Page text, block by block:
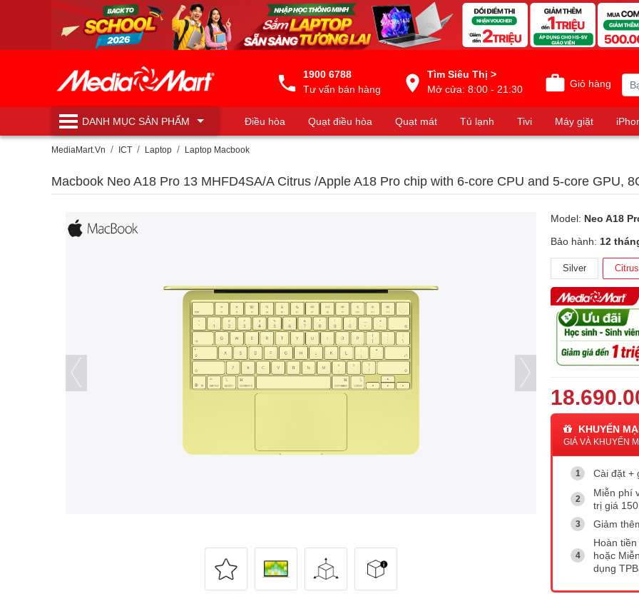
1900 6788
Tư vấn bán hàng
Tìm Siêu Thị >
Mở cửa: 8:00 - 21:30
Giỏ hàng
DANH MỤCSẢN PHẨM Điều hòa Quạt điều hòa Quạt mát Tủ lạnh Tivi Máy giặt
Máy lọc nước
MediaMart.Vn ICT Laptop Laptop Macbook
Macbook Neo A18 Pro 13 MHFD4SA/A Citrus /Apple A18 Pro chip with 6‑core CPU and 5‑core GPU,
Model: Neo A18
Bảo hành: 12
Silver Citrus
KHUYẾN
GIÁ VÀ KHUYẾN
Cài đặt +
Miễn phí
trị giá
Giảm
Hoàn
hoặc
dụng